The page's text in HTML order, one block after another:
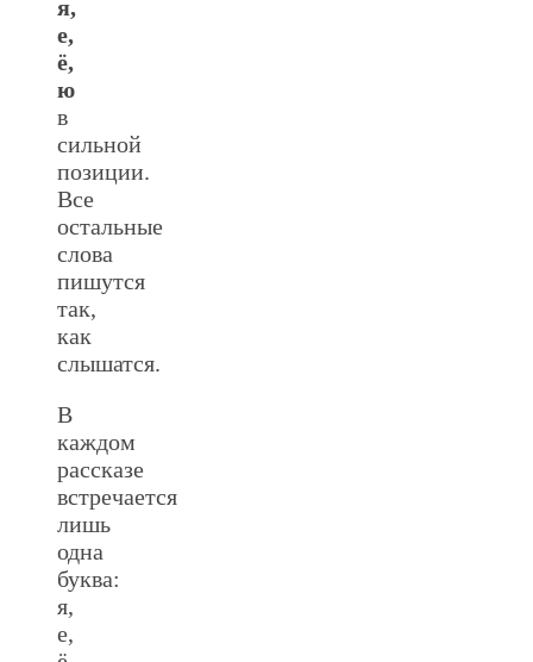
я,
е,
ё,
ю
в
сильной
позиции.
Все
остальные
слова
пишутся
так,
как
слышатся.
В
каждом
рассказе
встречается
лишь
одна
буква:
я,
е,